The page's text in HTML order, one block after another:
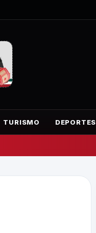
TURISMO DEPORTES